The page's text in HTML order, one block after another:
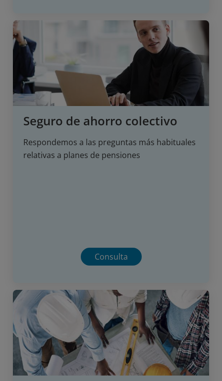
Seguro de ahorro colectivo
Respondemos a las preguntas más habituales
relativas a planes de pensiones
Consulta